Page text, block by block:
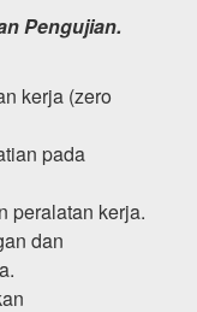
Pengujian.
kerja (zero
pada
peralatan kerja.
dan